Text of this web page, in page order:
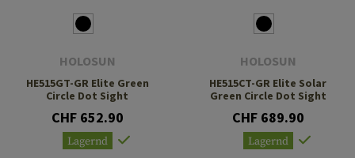
HOLOSUN
HE515GT-GR Elite Green
Circle Dot Sight
CHF 652.90
Lagernd
HOLOSUN
HE515CT-GR Elite Solar
Green Circle Dot Sight
CHF 689.90
Lagernd